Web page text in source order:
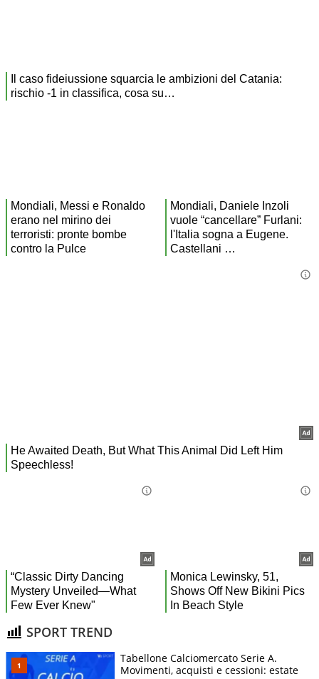
SPORT TREND
Tabellone Calciomercato Serie A.
Movimenti, acquisti e cessioni: estate